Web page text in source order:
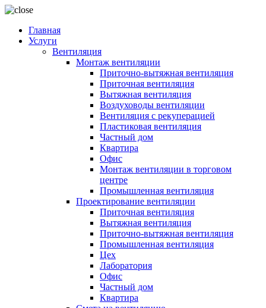
Главная
Услуги
Вентиляция
Монтаж вентиляции
Приточно-вытяжная вентиляция
Приточная вентиляция
Вытяжная вентиляция
Воздуховоды вентиляции
Вентиляция с рекуперацией
Пластиковая вентиляция
Частный дом
Квартира
Офис
Монтаж вентиляции в торговом
центре
Промышленная вентиляция
Проектирование вентиляции
Приточная вентиляция
Вытяжная вентиляция
Приточно-вытяжная вентиляция
Промышленная вентиляция
Цех
Лаборатория
Офис
Частный дом
Квартира